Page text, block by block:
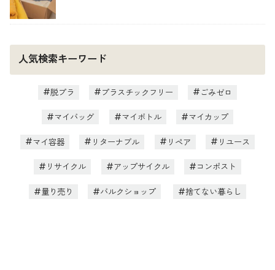
人気検索キーワード
脱プラ プラスチックフリー ごみゼロ
マイバッグ マイボトル マイカップ
マイ容器 リターナブル リペア リユース
リサイクル アップサイクル コンポスト
量り売り バルクショップ 捨てない暮らし